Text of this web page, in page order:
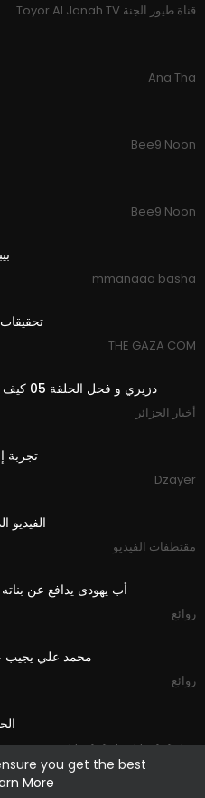
you get the best
More
Toyor Al Janah TV قناة طيور الجنة
Ana Tha
Bee9 Noon
Bee9 Noon
mmanaaa basha
تحقيقات
THE GAZA COM
دزيري و فحل الحلقة 05 كيف يتعامل الأطفال مع طفلة كبيرة عليهم
أخبار الجزائر
تجربة
Dzayer
مقتطفات الفيديو
أب يهودى يدافع عن
روائع
محمد علي يجيب
روائع
khafafiche khefafiche